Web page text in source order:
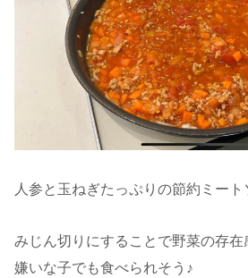
人参と玉ねぎたっぷりの節約ミート
みじん切りにすることで野菜の存
嫌いな子でも食べられそう♪